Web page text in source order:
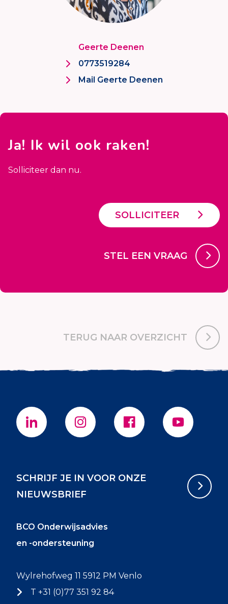
Geerte Deenen
0773519284
Mail Geerte Deenen
Ja! Ik wil ook raken!
Solliciteer dan nu.
SOLLICITEER
STEL EEN VRAAG
TERUG NAAR OVERZICHT
SCHRIJF JE IN VOOR ONZE
NIEUWSBRIEF
BCO Onderwijsadvies
en -ondersteuning
Wylrehofweg 11 5912 PM Venlo
T +31 (0)77 351 92 84